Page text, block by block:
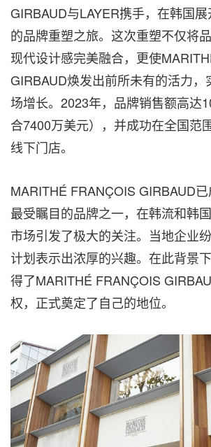
GIRBAUD与LAYER携手，在韩国
的品牌重塑之旅。这次重塑不仅将
现代设计感完美融合，更使
GIRBAUD焕发出前所未有的活力，
场增长。2023年，品牌销售额高达
合7400万美元），并成功在全国范
线下门店。
MARITHÉ FRANÇOIS GIRBAUD
最受瞩目的品牌之一，在韩流和韩
市场引发了极大的关注。当地企业
计划表示出浓厚的兴趣。在此背景
得了MARITHÉ FRANÇOIS
权，正式奠定了自己的地位。